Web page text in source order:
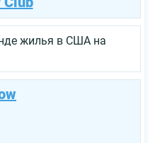
жилья в США на